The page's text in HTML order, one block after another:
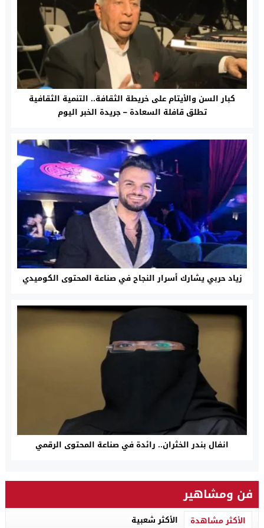
كبار السن والأيتام على خريطة الثقافة.. التنمية الثقافية
تطلق قافلة السعادة – جريدة الخبر اليوم
زياد حربي يشارك أسرار النجاح في صناعة المحتوى الكوميدي
انفال بندر الخثران.. رائدة في صناعة المحتوى الرقمي
فن ومشاهير
الأكثر مشاهدة الأكثر شعبية